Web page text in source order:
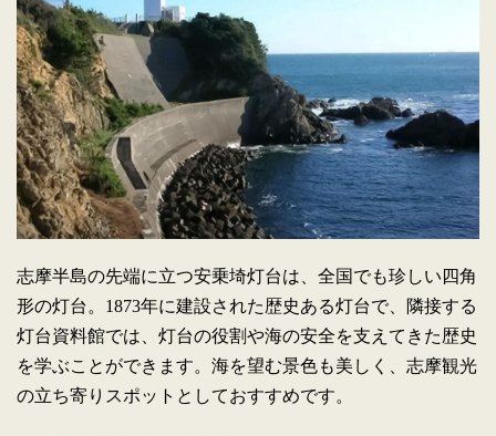
志摩半島の先端に立つ安乗埼灯台は、全国でも珍しい四角
形の灯台。1873年に建設された歴史ある灯台で、隣接する
灯台資料館では、灯台の役割や海の安全を支えてきた歴史
を学ぶことができます。海を望む景色も美しく、志摩観光
の立ち寄りスポットとしておすすめです。